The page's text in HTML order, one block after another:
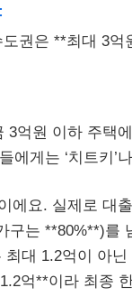
권은 **최대 3
억원 이하 주택
에게는 ‘치트키’
에요. 실제로 대
구는 **80%**)를
대 1.2억이 아
억**이라 최종